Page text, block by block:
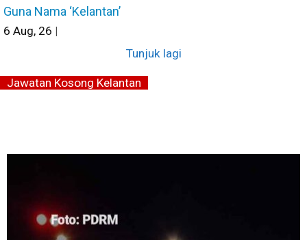
Guna Nama ‘Kelantan’
6 Aug, 26 |
Tunjuk lagi
Jawatan Kosong Kelantan